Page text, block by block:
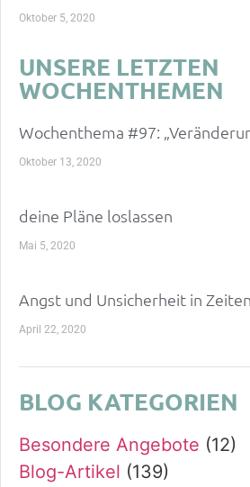
Oktober 5, 2020
UNSERE LETZTEN
WOCHENTHEMEN
Wochenthema #97:
Oktober 13, 2020
deine Pläne loslassen
Mai 5, 2020
Angst und Unsicherheit in
April 22, 2020
BLOG KATEGORIEN
Besondere Angebote (12)
Blog-Artikel (139)